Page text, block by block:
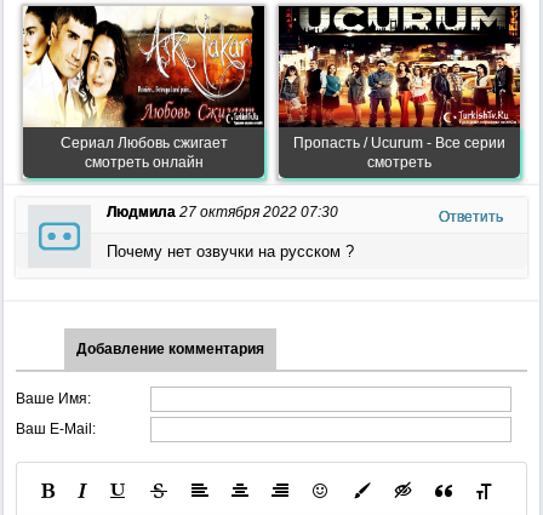
Сериал Любовь сжигает
смотреть онлайн
Пропасть / Ucurum - Все серии
смотреть
Людмила 27 октября 2022 07:30 Ответить
Почему нет озвучки на русском ?
Добавление комментария
Ваше Имя:
Ваш E-Mail: